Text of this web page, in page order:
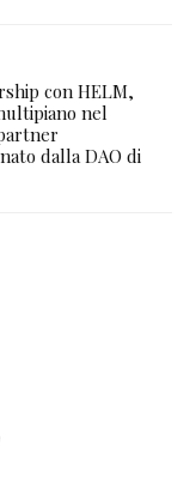
con HELM,
nel
dalla DAO di